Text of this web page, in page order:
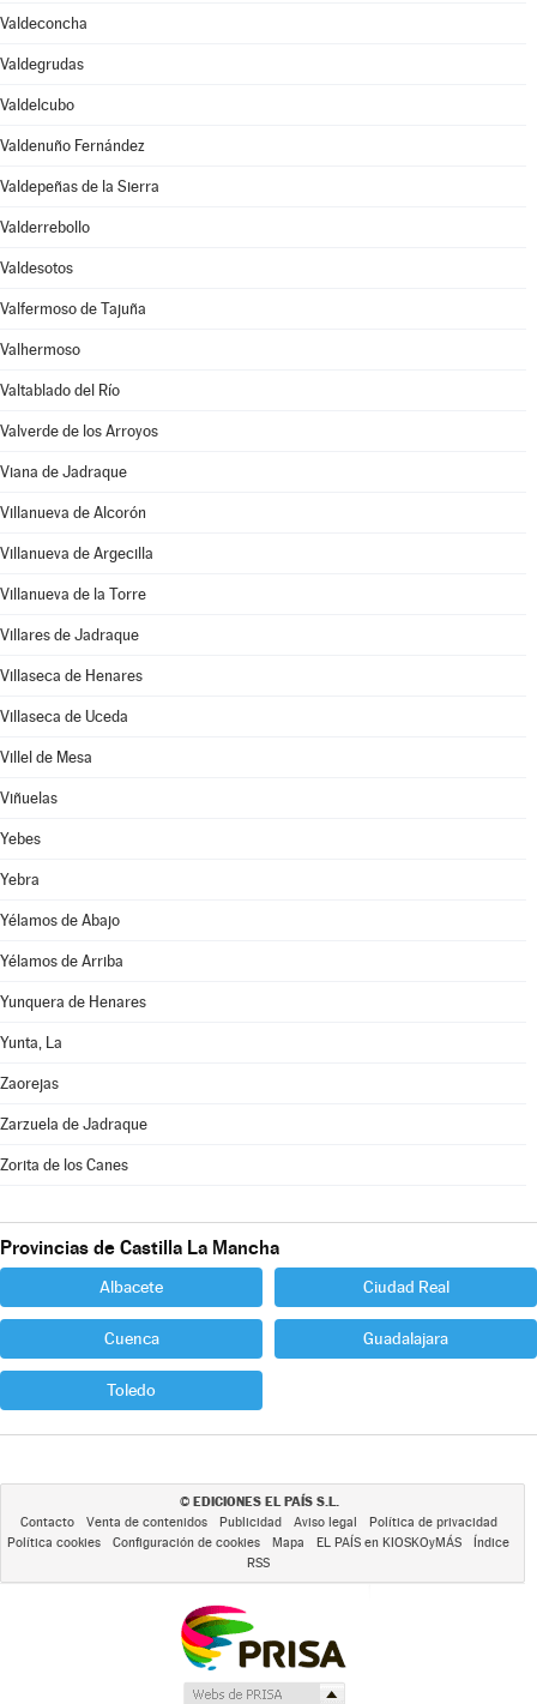
Valdeconcha
Valdegrudas
Valdelcubo
Valdenuño Fernández
Valdepeñas de la Sierra
Valderrebollo
Valdesotos
Valfermoso de Tajuña
Valhermoso
Valtablado del Río
Valverde de los Arroyos
Viana de Jadraque
Villanueva de Alcorón
Villanueva de Argecilla
Villanueva de la Torre
Villares de Jadraque
Villaseca de Henares
Villaseca de Uceda
Villel de Mesa
Viñuelas
Yebes
Yebra
Yélamos de Abajo
Yélamos de Arriba
Yunquera de Henares
Yunta, La
Zaorejas
Zarzuela de Jadraque
Zorita de los Canes
Provincias de Castilla La Mancha
Albacete Ciudad Real
Cuenca Guadalajara
Toledo
© EDICIONES EL PAÍS S.L.
Contacto Venta de contenidos Publicidad Aviso legal
Política de privacidad
Política cookies
Configuración de cookies Mapa EL PAÍS en KIOSKOyMÁS
Índice
RSS